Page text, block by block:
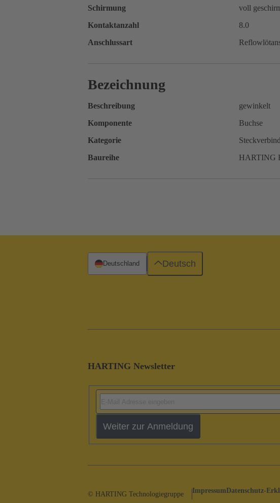
Schirmung
voll
Kontaktanzahl
8.0
Anschlussart
Bezeichnung
Beschreibung gewinkelt
Komponente
Buchse
Kategorie
Baureihe
HARTING
HARTING Newsletter
Weiter zur Anmeldung
Deutschland Deutsch
© HARTING Technologiegruppe ImpressumDatenschutz-